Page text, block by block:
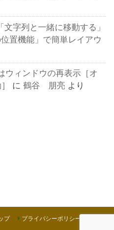
字列と一緒に移動する」
置機能」で簡単レイアウ
ウィンドウの再表示［オ
に鶴谷 朋亮 より
プ プライバシーポリシー